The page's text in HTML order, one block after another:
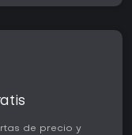
de precio y